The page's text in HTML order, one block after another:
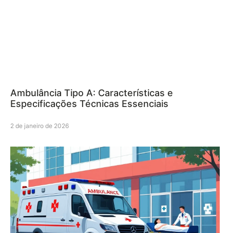
Ambulância Tipo A: Características e
Especificações Técnicas Essenciais
2 de janeiro de 2026